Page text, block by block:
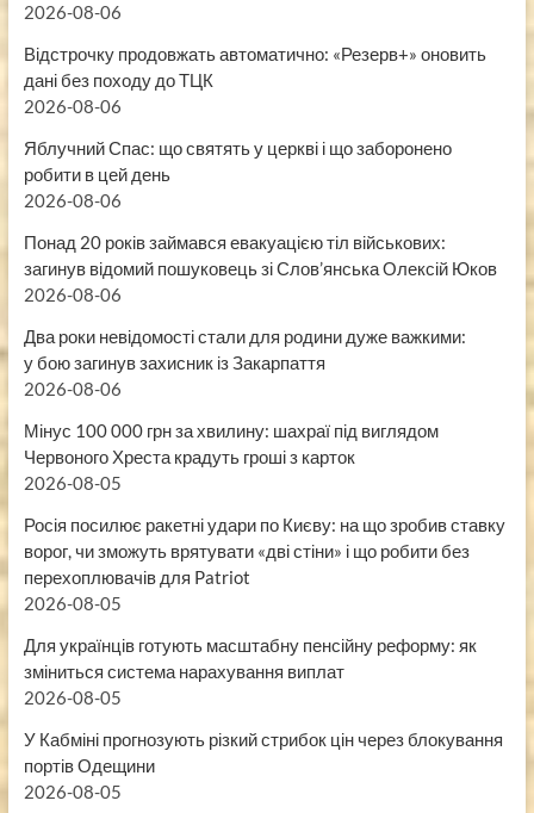
2026-08-06
Відстрочку продовжать автоматично: «Резерв+» оновить
дані без походу до ТЦК
2026-08-06
Яблучний Спас: що святять у церкві і що заборонено
робити в цей день
2026-08-06
Понад 20 років займався евакуацією тіл військових:
загинув відомий пошуковець зі Слов’янська Олексій Юков
2026-08-06
Два роки невідомості стали для родини дуже важкими:
у бою загинув захисник із Закарпаття
2026-08-06
Мінус 100 000 грн за хвилину: шахраї під виглядом
Червоного Хреста крадуть гроші з карток
2026-08-05
Росія посилює ракетні удари по Києву: на що зробив ставку
ворог, чи зможуть врятувати «дві стіни» і що робити без
перехоплювачів для Patriot
2026-08-05
Для українців готують масштабну пенсійну реформу: як
зміниться система нарахування виплат
2026-08-05
У Кабміні прогнозують різкий стрибок цін через блокування
портів Одещини
2026-08-05